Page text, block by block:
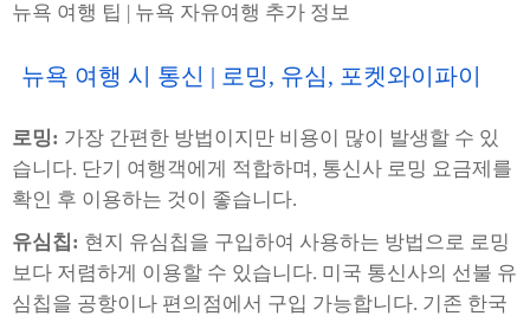
뉴욕 여행 팁 | 뉴욕 자유여행 추가 정보
뉴욕 여행 시 통신 | 로밍, 유심, 포켓와이파이
로밍: 가장 간편한 방법이지만 비용이 많이 발생할 수 있
습니다. 단기 여행객에게 적합하며, 통신사 로밍 요금제를
확인 후 이용하는 것이 좋습니다.
유심칩: 현지 유심칩을 구입하여 사용하는 방법으로 로밍
보다 저렴하게 이용할 수 있습니다. 미국 통신사의 선불 유
심칩을 공항이나 편의점에서 구입 가능합니다. 기존 한국